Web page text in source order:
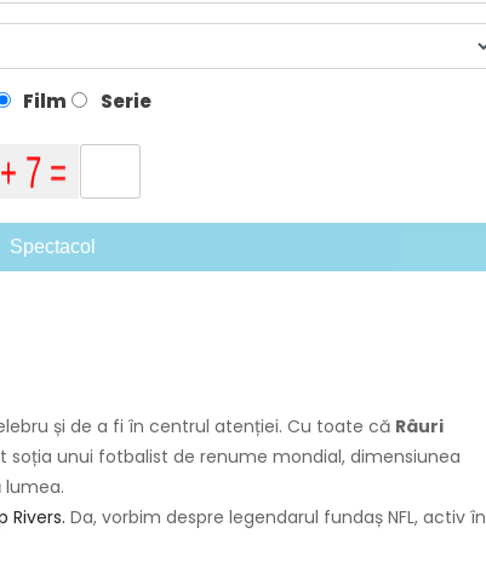
Film Serie
Spectacol
și de a fi în centrul atenției. Cu toate că Râuri
unui fotbalist de renume mondial, dimensiunea
Rivers. Da, vorbim despre legendarul fundaș NFL, activ în